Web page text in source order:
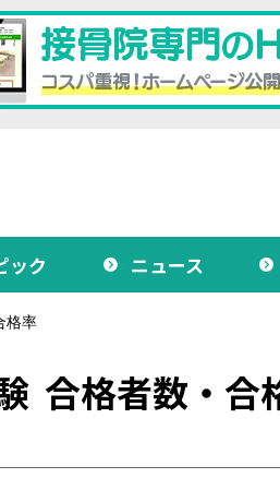
ック ニュース
格率
合格者数・合